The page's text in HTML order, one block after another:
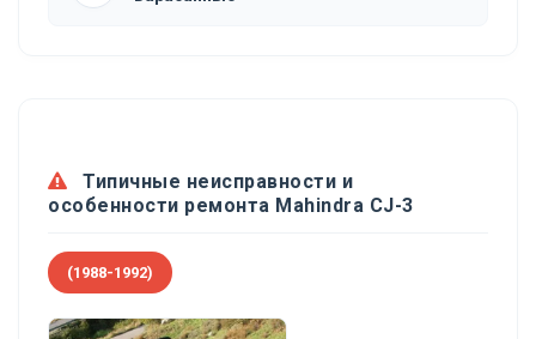
Типичные неисправности и
особенности ремонта Mahindra CJ-3
(1988-1992)